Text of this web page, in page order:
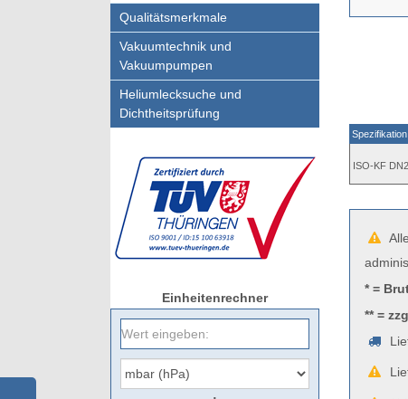
Qualitätsmerkmale
Vakuumtechnik und
Vakuumpumpen
Heliumlecksuche und
Dichtheitsprüfung
Einheitenrechner
Spezifikation
ISO-KF
* =
** =